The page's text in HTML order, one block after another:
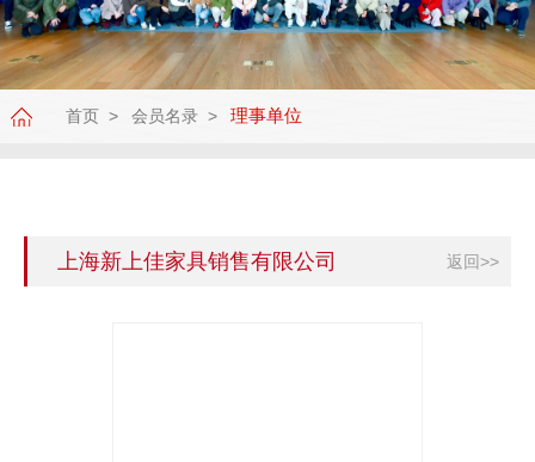
首页 会员名录 理事单位
上海新上佳家具销售有限公司 返回>>